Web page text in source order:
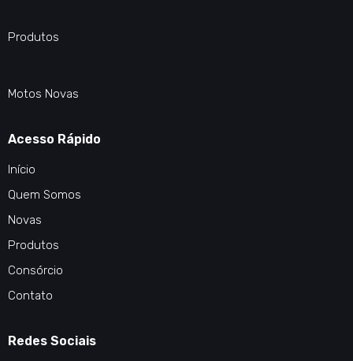
Produtos
Motos Novas
Acesso Rápido
Início
Quem Somos
Novas
Produtos
Consórcio
Contato
Redes Sociais